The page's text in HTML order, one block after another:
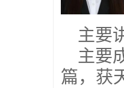
主要
主要
篇，获